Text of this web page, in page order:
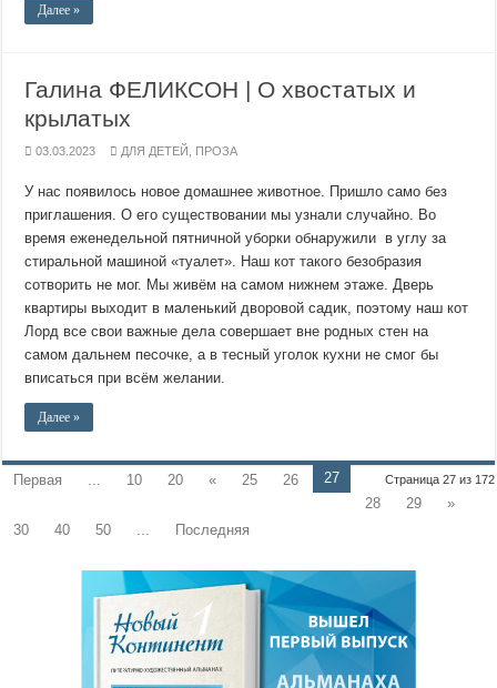
Далее »
Галина ФЕЛИКСОН | О хвостатых и
крылатых
03.03.2023 ДЛЯ ДЕТЕЙ ПРОЗА
У нас появилось новое домашнее животное. Пришло само без
приглашения. О его существовании мы узнали случайно. Во
время еженедельной пятничной уборки обнаружили в углу за
стиральной машиной «туалет». Наш кот такого безобразия
сотворить не мог. Мы живём на самом нижнем этаже. Дверь
квартиры выходит в маленький дворовой садик, поэтому наш кот
Лорд все свои важные дела совершает вне родных стен на
самом дальнем песочке, а в тесный уголок кухни не смог бы
вписаться при всём желании.
Далее »
Страница 27 из 172
Первая 10 20 « 25 26
27
28
29
»
30
40 50 Последняя